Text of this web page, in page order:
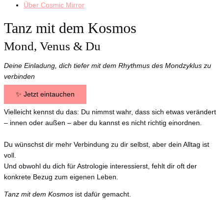
Über Cosmic Mirror
Tanz mit dem Kosmos
Mond, Venus & Du
Deine Einladung, dich tiefer mit dem Rhythmus des Mondzyklus zu
verbinden
✨ Jetzt eintauchen
Vielleicht kennst du das: Du nimmst wahr, dass sich etwas verändert
– innen oder außen – aber du kannst es nicht richtig einordnen.
Du wünschst dir mehr Verbindung zu dir selbst, aber dein Alltag ist
voll.
Und obwohl du dich für Astrologie interessierst, fehlt dir oft der
konkrete Bezug zum eigenen Leben.
Tanz mit dem Kosmos ist dafür gemacht.